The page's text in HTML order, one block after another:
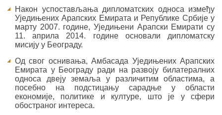
Након успостављања дипломатских односа између
Уједињених Арапских Емирата и Републике Србије у
марту 2007. године, Уједињени Арапски Емирати су
11. априла 2014. године основали дипломатску
мисију у Београду.
Од свог оснивања, Амбасада Уједињених Арапских
Емирата у Београду ради на развоју билатералних
односа двеју земаља у различитим областима, а
посебно на подстицању сарадње у области
економије, политике и културе, што је у сфери
обостраног интереса.